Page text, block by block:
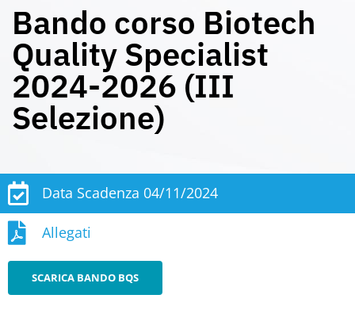
Bando corso Biotech
Quality Specialist
2024-2026 (III
Selezione)
Data Scadenza 04/11/2024
Allegati
SCARICA BANDO BQS